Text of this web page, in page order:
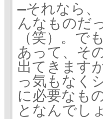
―それなら
んなものだ
（笑）。で
あって、そ
出てきます
っ気もなく
に必要なも
となんでし